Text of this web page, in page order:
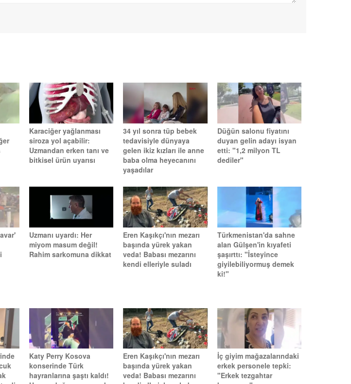
Karaciğer yağlanması
siroza yol açabilir:
Uzmandan erken tanı ve
bitkisel ürün uyarısı
34 yıl sonra tüp bebek
tedavisiyle dünyaya
gelen ikiz kızları ile anne
baba olma heyecanını
yaşadılar
Düğün salonu fiyatını
duyan gelin adayı isyan
etti: "1,2 milyon TL
dediler"
Uzmanı uyardı: Her
miyom masum değil!
Rahim sarkomuna dikkat
Eren Kaşıkçı'nın mezarı
başında yürek yakan
veda! Babası mezarını
kendi elleriyle suladı
Türkmenistan'da sahne
alan Gülşen'in kıyafeti
şaşırttı: "İsteyince
giyilebiliyormuş demek
ki!"
Katy Perry Kosova
konserinde Türk
hayranlarına şaştı kaldı!
Eren Kaşıkçı'nın mezarı
başında yürek yakan
veda! Babası mezarını
İç giyim mağazalarındaki
erkek personele tepki:
"Erkek tezgahtar